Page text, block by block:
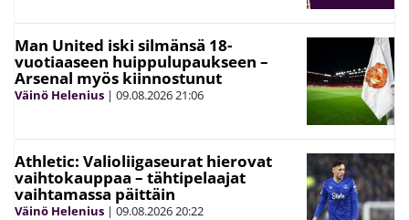
Man United iski silmänsä 18-
vuotiaaseen huippulupaukseen –
Arsenal myös kiinnostunut
Väinö Helenius | 09.08.202621:06
Athletic: Valioliigaseurat hierovat
vaihtokauppaa – tähtipelaajat
vaihtamassa päittäin
Väinö Helenius | 09.08.202620:22